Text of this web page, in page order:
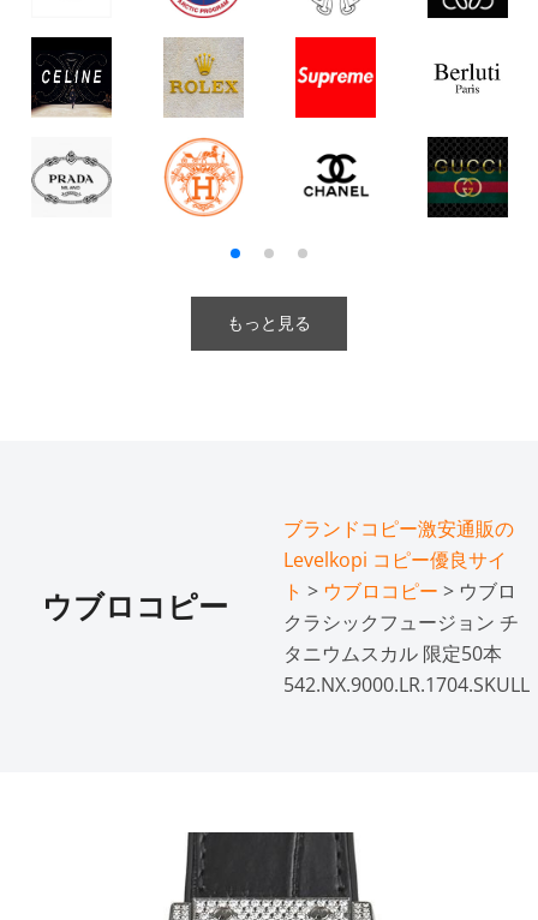
もっと見る
ウブロコピー
ブランドコピー激安通販の
Levelkopi コピー優良サイ
ト > ウブロコピー > ウブロ
クラシックフュージョン チ
タニウムスカル 限定50本
542.NX.9000.LR.1704.SKULL